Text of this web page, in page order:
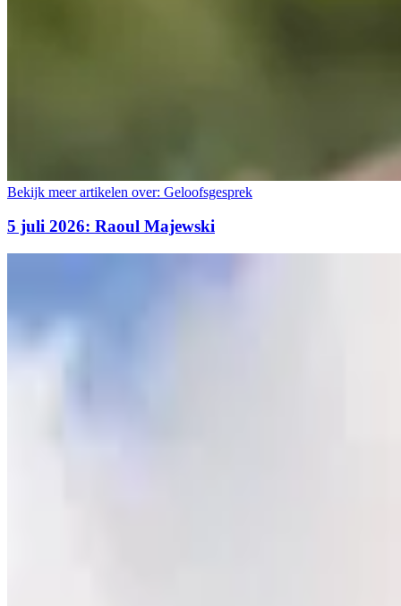
Bekijk meer artikelen over: Geloofsgesprek
5 juli 2026: Raoul Majewski